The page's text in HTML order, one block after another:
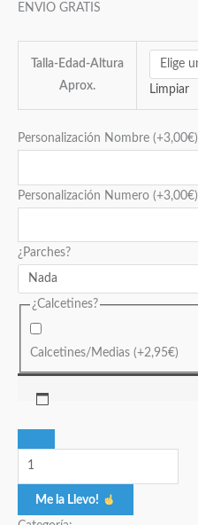
ENVIO GRATIS
Talla-Edad-Altura
Aprox.
Limpiar
Personalización Nombre (+3,00€)
Personalización Numero (+3,00€)
¿Parches?
¿Calcetines?
Calcetines/Medias(+2,95€)
Me la Llevo!